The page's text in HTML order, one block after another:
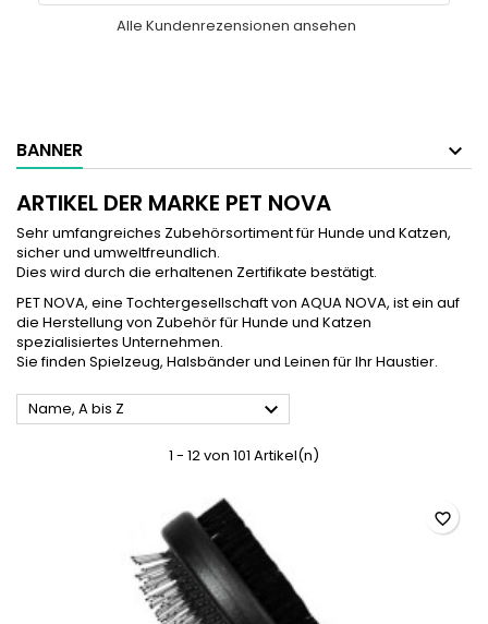
Alle Kundenrezensionen ansehen
BANNER
ARTIKEL DER MARKE PET NOVA
Sehr umfangreiches Zubehörsortiment für Hunde und Katzen,
sicher und umweltfreundlich.
Dies wird durch die erhaltenen Zertifikate bestätigt.
PET NOVA, eine Tochtergesellschaft von AQUA NOVA, ist ein auf
die Herstellung von Zubehör für Hunde und Katzen
spezialisiertes Unternehmen.
Sie finden Spielzeug, Halsbänder und Leinen für Ihr Haustier.
Name, A bis Z 
1 - 12 von 101 Artikel(n)
favorite_border